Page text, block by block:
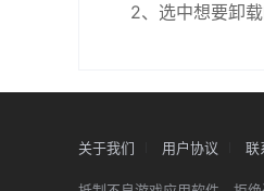
2、选中想要卸
关于我们 用户协议 联